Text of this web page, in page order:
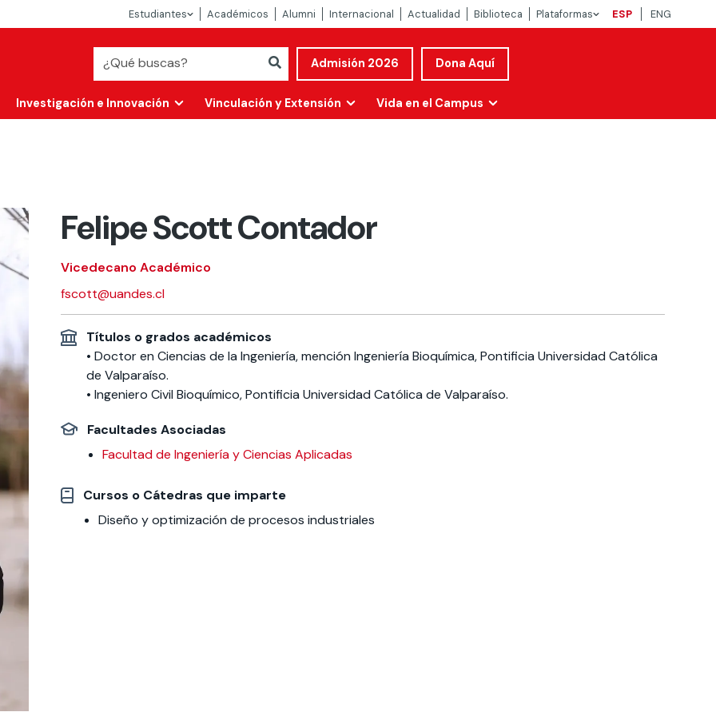
Estudiantes Académicos Alumni Internacional Actualidad Biblioteca Plataformas ESP ENG
Admisión 2026 Dona Aquí
Investigación e Innovación Vinculación y Extensión Vida en el Campus
Felipe Scott Contador
Vicedecano Académico
fscott@uandes.cl
Títulos o grados académicos
• Doctor en Ciencias de la Ingeniería, mención Ingeniería Bioquímica, Pontificia Universidad Católica
de Valparaíso.
• Ingeniero Civil Bioquímico, Pontificia Universidad Católica de Valparaíso.
Facultades Asociadas
Facultad de Ingeniería y Ciencias Aplicadas
Cursos o Cátedras que imparte
Diseño y optimización de procesos industriales